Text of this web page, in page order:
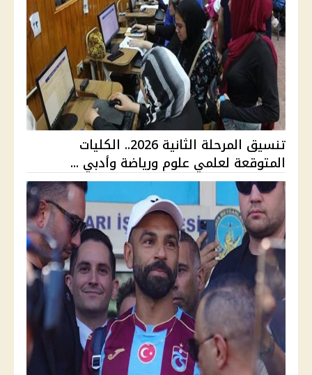
تنسيق المرحلة الثانية 2026.. الكليات
المتوقعة لعلمي علوم ورياضة وأدبي ...